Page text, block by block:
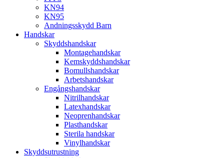
KN94
KN95
Andningsskydd Barn
Handskar
Skyddshandskar
Montagehandskar
Kemskyddshandskar
Bomullshandskar
Arbetshandskar
Engångshandskar
Nitrilhandskar
Latexhandskar
Neoprenhandskar
Plasthandskar
Sterila handskar
Vinylhandskar
Skyddsutrustning